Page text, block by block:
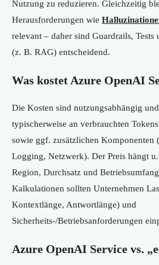
Nutzung zu reduzieren. Gleichzeitig
Herausforderungen wie
relevant – daher sind Guardrails, Tests
(z. B. RAG) entscheidend.
Was kostet Azure OpenAI
Die Kosten sind nutzungsabhängig
typischerweise an verbrauchten
sowie ggf. zusätzlichen Komponenten
Logging, Netzwerk). Der Preis hängt
Region, Durchsatz und
Kalkulationen sollten Unternehmen
Kontextlänge, Antwortlänge) und
Sicherheits-/Betriebsanforderungen
Azure OpenAI Service vs.